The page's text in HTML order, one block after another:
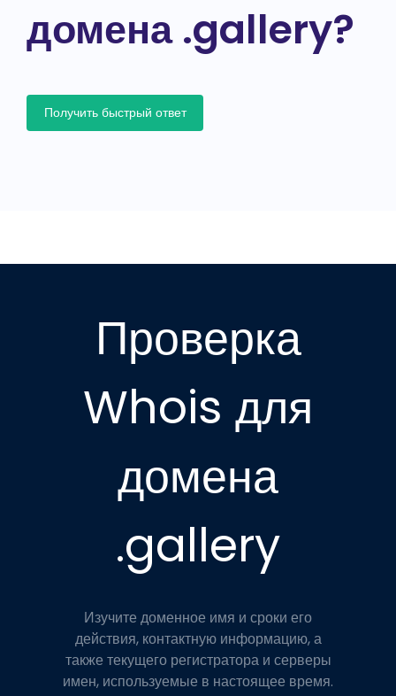
домена .gallery?
Получить быстрый ответ
Проверка
Whois для
домена
.gallery
Изучите доменное имя и сроки его
действия, контактную информацию, а
также текущего регистратора и серверы
имен, используемые в настоящее время.